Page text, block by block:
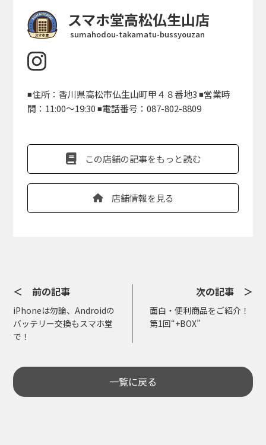
スマホ堂高松仏生山店
sumahodou-takamatu-bussyouzan
◾️住所：香川県高松市仏生山町甲４８番地3 ◾️営業時
間：11:00〜19:30 ◾️電話番号：087-802-8809
この店舗の記事をもっと読む
店舗情報を見る
＜ 前の記事
iPhoneは勿論、Androidの
バッテリー交換もスマホ堂
で！
次の記事 ＞
面白・便利商品をご紹介！
第1回“+BOX”
一覧に戻る